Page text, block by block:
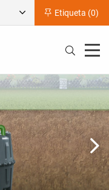
Etiqueta (0)